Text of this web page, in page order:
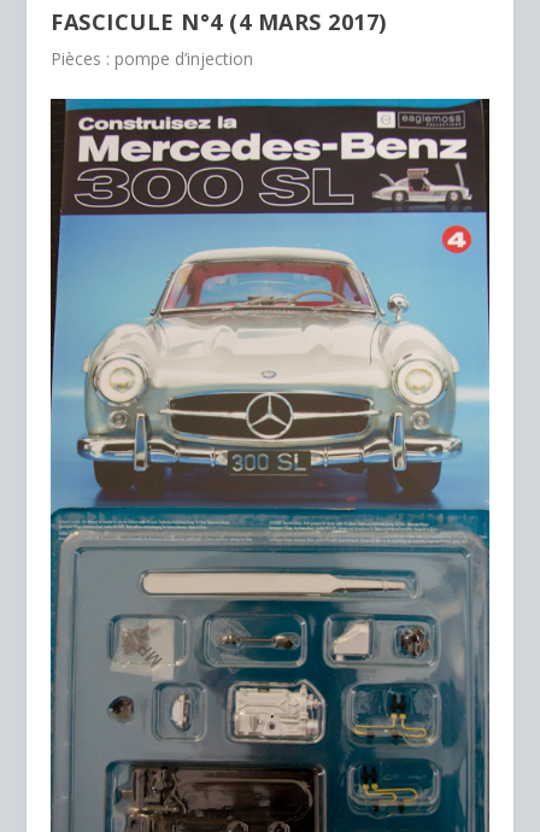
FASCICULE N°4 (4 MARS 2017)
Pièces : pompe d’injection